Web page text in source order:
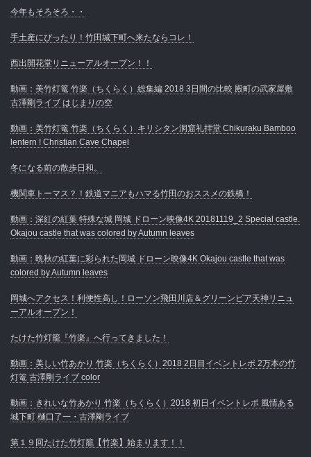
今年もそろそろ・・
手土産にぴったり！竹田城下町へ来たならコレ！
西出開花堂リニューアルオープン！！
動画：美竹灯篭 竹楽（ちくらく）総集編 2018 3日間の比較 殿町の武家屋敷
古澤剛ライブ はじまりの空
動画：美竹灯篭 竹楽（ちくらく）キリシタン洞窟礼拝堂 Chikuraku Bamboo
lentern ! Christian Cave Chapel
冬になる前の散歩日和。
機関車トーマス？！鉄道マニアもハマる竹田のおススメの鉄橋！
動画：深紅の紅葉 特殊な城 岡城 ドローン映像4K 20181119_2 Special castle.
Okajou castle that was colored by Autumn leaves
動画：晩秋の紅葉に彩られた岡城 ドローン映像4K Okajou castle that was
colored by Autumn leaves
岡城へアクセス！利便性高し！ローソン飛田川店＆グリーンピア天神リニュ
ーアルオープン！
たけた竹灯籠『竹楽』へ行ってきました！
動画：美しい竹あかり 竹楽（ちくらく）2018 2日目イベントレポ 2万本の竹
灯篭 古澤剛ライブ color
動画：きれいな竹あかり 竹楽（ちくらく）2018 初日イベントレポ 風情ある
城下町 樋口了一・古澤剛ライブ
第１９回たけた竹灯籠【竹楽】始まります！！